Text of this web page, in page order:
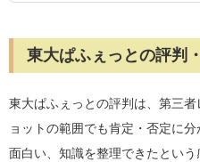
東大ぱふぇっとの評判
東大ぱふぇっとの評判は、第三
ョットの範囲でも肯定・否定に
面白い、知識を整理できたとい